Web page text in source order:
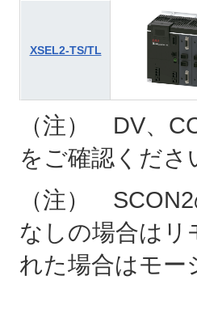
XSEL2-TS/TL
（注） DV、
をご確認くださ
（注）
なしの場合はリ
れた場合はモー